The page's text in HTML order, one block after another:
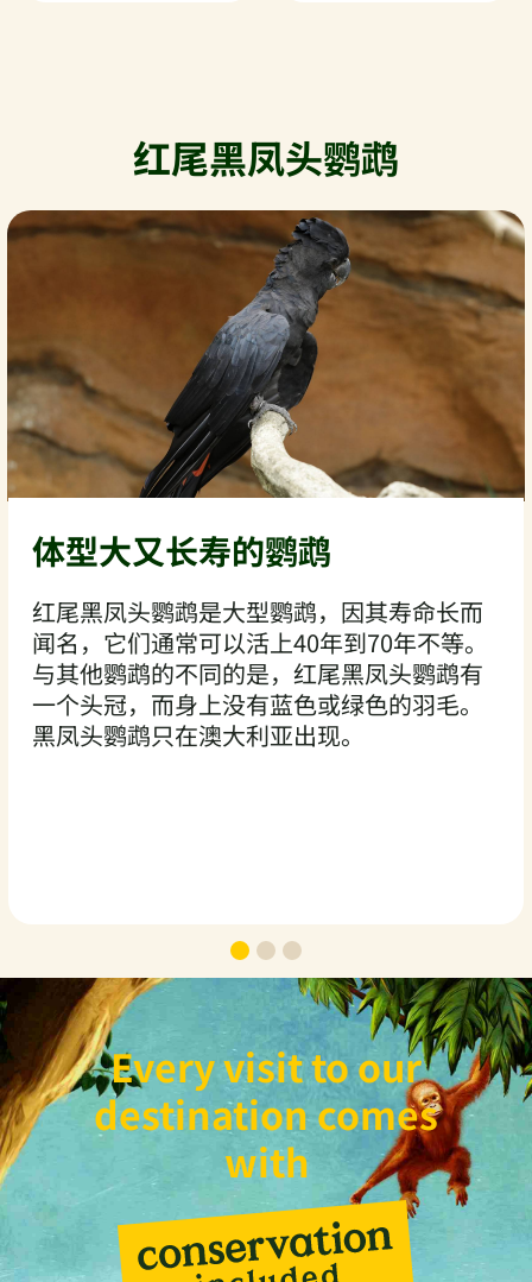
红尾黑凤头鹦鹉
体型大又长寿的鹦鹉
红尾黑凤头鹦鹉是大型鹦鹉，因其寿命长而
闻名，它们通常可以活上40年到70年不等。
与其他鹦鹉的不同的是，红尾黑凤头鹦鹉有
一个头冠，而身上没有蓝色或绿色的羽毛。
黑凤头鹦鹉只在澳大利亚出现。
Every visit to our
destination comes
with